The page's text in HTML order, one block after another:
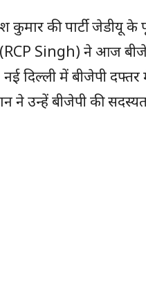
कुमार की पार्टी जेडीयू के
(RCP Singh) ने आज
दिल्ली में बीजेपी दफ्तर
ने उन्हें बीजेपी की